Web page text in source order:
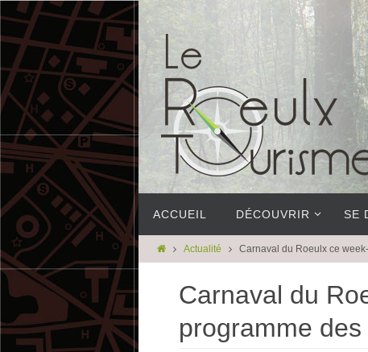
ACCUEIL DÉCOUVRIR SE
Actualité Carnaval du Roeulx ce
Carnaval du
programme